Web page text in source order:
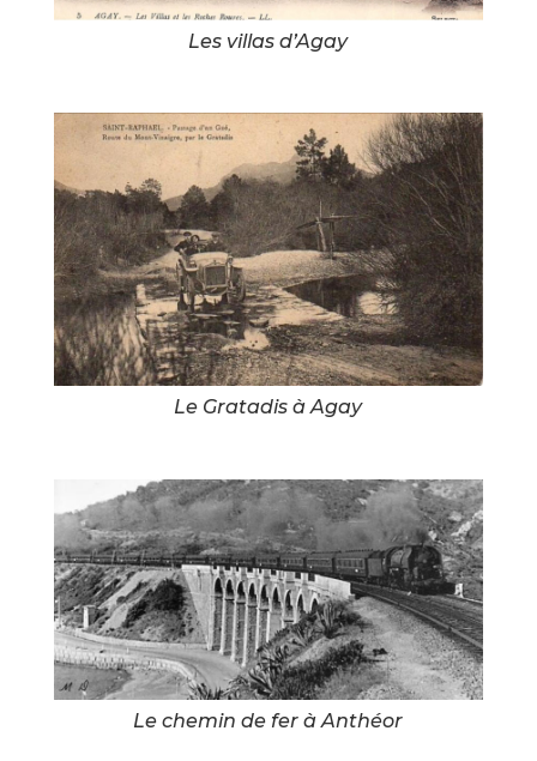
Les villas d’Agay
Le Gratadis à Agay
Le chemin de fer à Anthéor